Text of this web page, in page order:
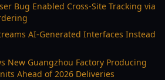
Bug Enabled Cross-Site Tracking via
AI-Generated Interfaces Instead
New Guangzhou Factory Producing
Ahead of 2026 Deliveries